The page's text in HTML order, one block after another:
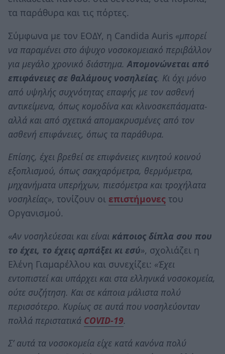
τα παράθυρα και τις πόρτες.
Σύμφωνα με τον ΕΟΔΥ, η Candida Αuris «μπορεί
να παραμένει στο άψυχο νοσοκομειακό περιβάλλον
για μεγάλο χρονικό διάστημα. Απομονώνεται από
επιφάνειες σε θαλάμους νοσηλείας. Κι όχι μόνο
από υψηλής συχνότητας επαφής με τον ασθενή
αντικείμενα, όπως κομοδίνα και κλινοσκεπάσματα-
αλλά και από σχετικά απομακρυσμένες από τον
ασθενή επιφάνειες, όπως τα παράθυρα.
Επίσης, έχει βρεθεί σε επιφάνειες κινητού κοινού
εξοπλισμού, όπως σακχαρόμετρα, θερμόμετρα,
μηχανήματα υπερήχων, πιεσόμετρα και τροχήλατα
νοσηλείας», τονίζουν οι επιστήμονες του
Οργανισμού.
«Αν νοσηλεύεσαι και είναι κάποιος δίπλα σου που
το έχει, το έχεις αρπάξει κι εσύ», σχολιάζει η
Ελένη Γιαμαρέλλου και συνεχίζει: «Έχει
εντοπιστεί και υπάρχει και στα ελληνικά νοσοκομεία,
ούτε συζήτηση. Και σε κάποια μάλιστα πολύ
περισσότερο. Κυρίως σε αυτά που νοσηλεύονταν
πολλά περιστατικά COVID-19.
Σ’ αυτά τα νοσοκομεία είχε κατά κανόνα πολύ